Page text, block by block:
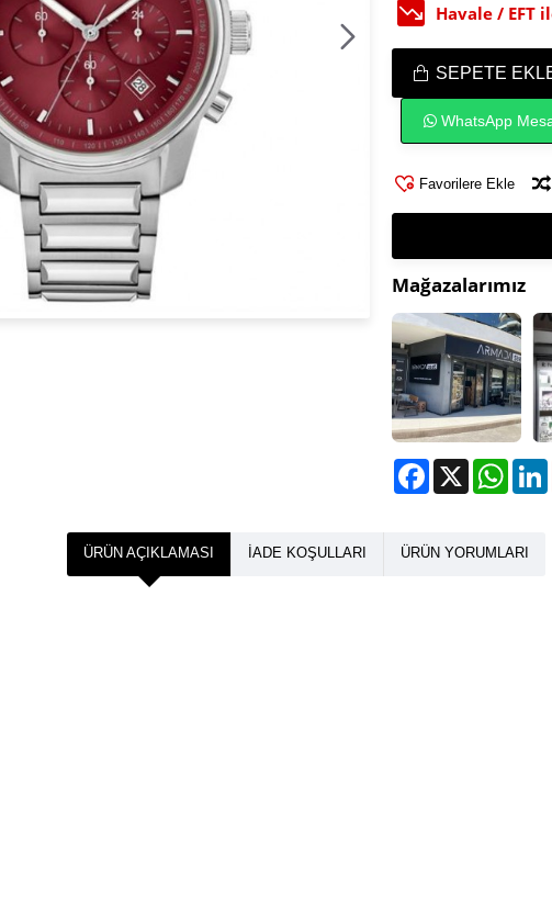
Havale / EFT
SEPETE
WhatsApp
Favorilere Ekle
Mağazalarımız
Facebook
X
ÜRÜN AÇIKLAMASI İADE KOŞULLARI ÜRÜN YORUMLARI